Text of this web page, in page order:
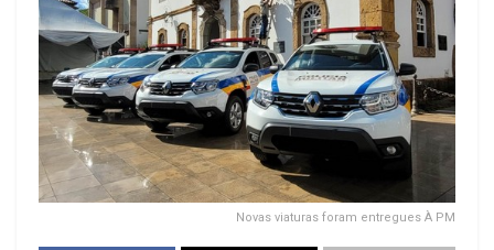
Novas viaturas foram entregues À PM